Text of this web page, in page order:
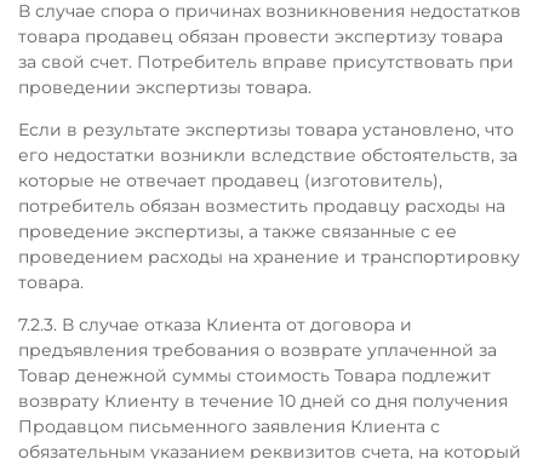
В случае спора о причинах возникновения недостатков
товара продавец обязан провести экспертизу товара
за свой счет. Потребитель вправе присутствовать при
проведении экспертизы товара.
Если в результате экспертизы товара установлено, что
его недостатки возникли вследствие обстоятельств, за
которые не отвечает продавец (изготовитель),
потребитель обязан возместить продавцу расходы на
проведение экспертизы, а также связанные с ее
проведением расходы на хранение и транспортировку
товара.
7.2.3. В случае отказа Клиента от договора и
предъявления требования о возврате уплаченной за
Товар денежной суммы стоимость Товара подлежит
возврату Клиенту в течение 10 дней со дня получения
Продавцом письменного заявления Клиента с
обязательным указанием реквизитов счета, на который